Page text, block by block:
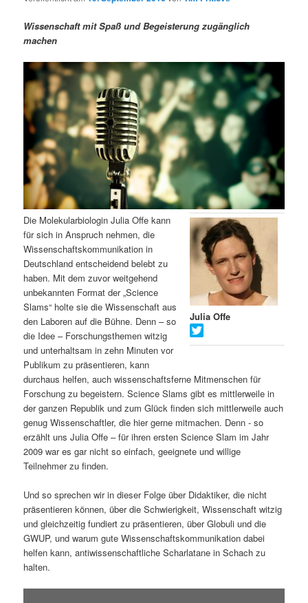
ä
r
e
I
n
h
a
l
t
s
p
r
i
n
g
e
n
n
d
ä
e
n
I
n
h
a
l
t
s
p
r
i
n
g
e
n
n
v
i
g
t
i
o
Wissenschaft mit Spaß und Begeisterung zugänglich
machen
Julia Offe
Die Molekularbiologin Julia Offe kann
für sich in Anspruch nehmen, die
Wissenschaftskommunikation in
Deutschland entscheidend belebt zu
haben. Mit dem zuvor weitgehend
unbekannten Format der „Science
Slams“ holte sie die Wissenschaft aus
den Laboren auf die Bühne. Denn – so
die Idee – Forschungsthemen witzig
und unterhaltsam in zehn Minuten vor
Publikum zu präsentieren, kann
durchaus helfen, auch wissenschaftsferne Mitmenschen für
Forschung zu begeistern. Science Slams gibt es mittlerweile in
der ganzen Republik und zum Glück finden sich mittlerweile auch
genug Wissenschaftler, die hier gerne mitmachen. Denn - so
erzählt uns Julia Offe – für ihren ersten Science Slam im Jahr
2009 war es gar nicht so einfach, geeignete und willige
Teilnehmer zu finden.
Und so sprechen wir in dieser Folge über Didaktiker, die nicht
präsentieren können, über die Schwierigkeit, Wissenschaft witzig
und gleichzeitig fundiert zu präsentieren, über Globuli und die
GWUP, und warum gute Wissenschaftskommunikation dabei
helfen kann, antiwissenschaftliche Scharlatane in Schach zu
halten.